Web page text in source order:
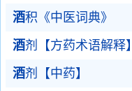
酒积《中医词典》
酒剂【方药术语解释】
酒剂【中药】